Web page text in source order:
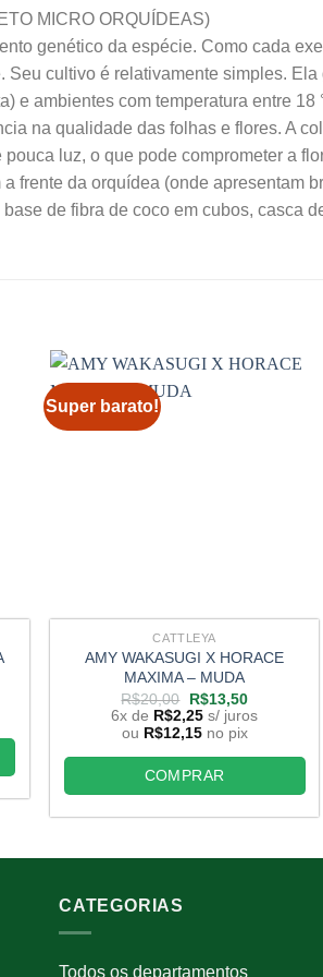
MICRO ORQUÍDEAS)
genético da espécie. Como cada
cultivo é relativamente simples.
ambientes com temperatura entre 18
na qualidade das folhas e flores. A
luz, o que pode comprometer a
frente da orquídea (onde apresentam
de fibra de coco em cubos, casca
Super barato!
CATTLEYA
AMY WAKASUGI X HORACE
MAXIMA – MUDA
R$20,00 O
preço
original
era:
R$20,00.
R$13,50O
preço
atual
é:
R$13,50.
6x de R$2,25 s/ juros
ou R$12,15 no pix
COMPRAR
CATEGORIAS
Todos os departamentos